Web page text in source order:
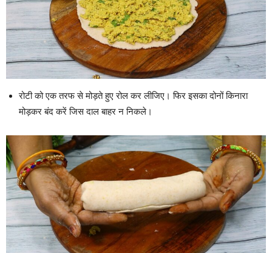
रोटी को एक तरफ से मोड़ते हुए रोल कर लीजिए। फिर इसका दोनों किनारा
मोड़कर बंद करें जिस दाल बाहर न निकले।